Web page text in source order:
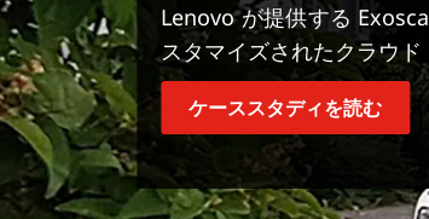
Lenovo が提供する
スタマイズされたクラウ
ケーススタディを読む